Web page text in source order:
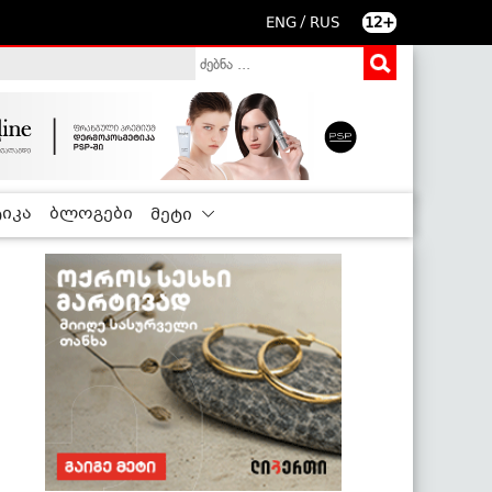
ENG / RUS 12+
ბლოგები მეტი